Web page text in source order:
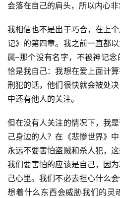
会落在自己的肩头，所以内心非
我相信也不是出于巧合，在上
记》的第四章。我之前一直都
属–那个没有名字，不被神记
恰是我自己：我想在爱上面计
刑犯的话，他们很快就会被处
中还有他人的关注。
但在没有人关注的情况下，我
己身边的人？在《悲惨世界》
永远不要害怕盗贼和杀人犯，
我们要害怕的应该是自己，因
己心里。我们不必去担心什么
想着什么东西会威胁我们的灵